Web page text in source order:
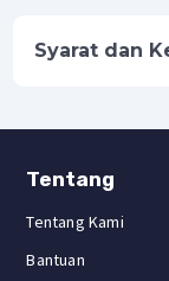
Syarat dan
Tentang
Tentang Kami
Bantuan